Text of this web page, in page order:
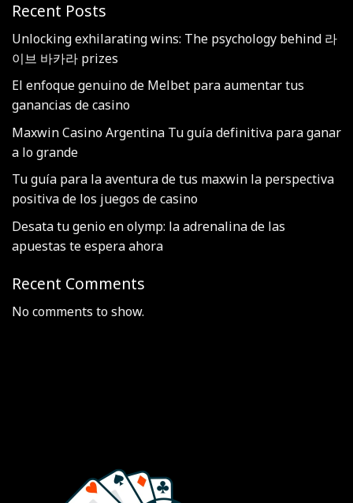
Recent Posts
Unlocking exhilarating wins: The psychology behind 라
이브 바카라 prizes
El enfoque genuino de Melbet para aumentar tus
ganancias de casino
Maxwin Casino Argentina Tu guía definitiva para ganar
a lo grande
Tu guía para la aventura de tus maxwin la perspectiva
positiva de los juegos de casino
Desata tu genio en olymp: la adrenalina de las
apuestas te espera ahora
Recent Comments
No comments to show.